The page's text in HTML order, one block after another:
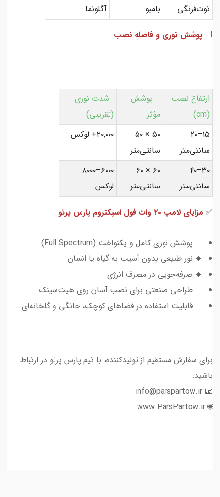
توت‌فرنگی
بامبو
آگلونما
📐 پوشش نوری و فاصله نصب
ارتفاع نصب
(cm)
پوشش
مؤثر
شدت نوری
(تقریبی)
۱۵–۲۰
سانتی‌متر
۵۰ × ۵۰
سانتی‌متر
۲۰,۰۰۰+ لوکس
۳۰–۴۰
سانتی‌متر
۶۰ × ۶۰
سانتی‌متر
۶۰۰۰–۸۰۰۰
لوکس
✅ مزایای لامپ ۲۰ وات فول اسپکتروم پارس پرتو
🔹 پوشش نوری کامل و یکنواخت (Full Spectrum)
🔹 نور طبیعی بدون آسیب به گیاه یا انسان
🔹 صرفه‌جویی در مصرف انرژی
🔹 طراحی صنعتی برای نصب آسان روی هیت‌سینک
🔹 قابلیت استفاده در فضاهای کوچک، خانگی و گلخانه‌ای
برای سفارش مستقیم از تولیدکننده، با تیم پارس پرتو در ارتباط
باشید:
📧 info@parspartow.ir
🌐 www.ParsPartow.ir